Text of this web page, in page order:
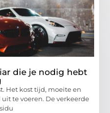
die je nodig hebt
Het kost tijd, moeite en
te voeren. De verkeerde